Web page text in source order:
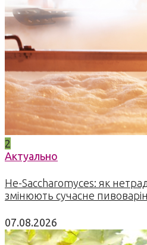
2
Актуально
Не-Saccharomyces: як
змінюють сучасне
07.08.2026